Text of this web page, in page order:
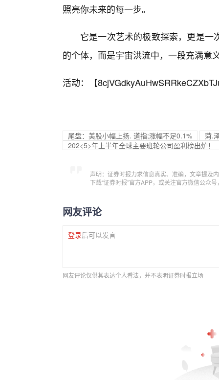
照亮你未来的每一步。
它是一次艺术的极致探索，更是
的个体，而是宇宙洪流中，一段充满意
活动：【
尾盘：美股小幅上扬. 道指;涨幅不足0.1%
菏.
202<5>年上半年全球主要班轮公司盈利榜出炉！
声明：证券时报力求信息真实、准确，文章提及
下载“证券时报”官方APP，或关注官方微信公众
网友评论
登录后可以发言
网友评论仅供其表达个人看法，并不表明证券时报立场